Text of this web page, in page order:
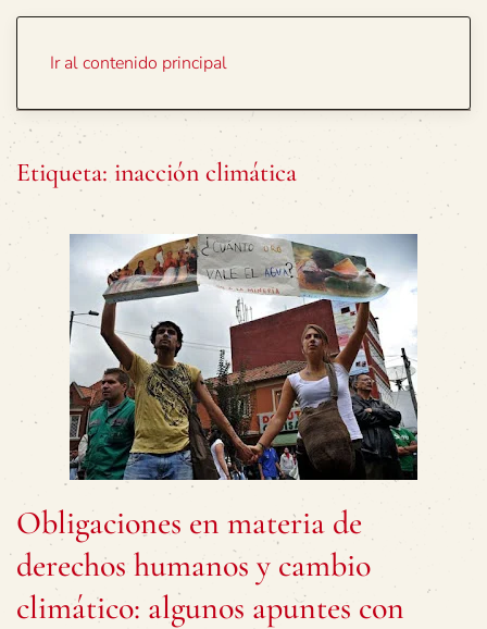
Ir al contenido principal
Etiqueta: inacción climática
Obligaciones en materia de
derechos humanos y cambio
climático: algunos apuntes con